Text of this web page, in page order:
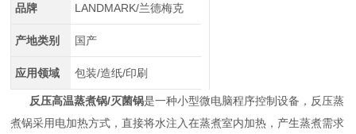
品牌 LANDMARK/兰德梅克
产地类别 国产
应用领域 包装/造纸/印刷
反压高温蒸煮锅/灭菌锅是一种小型微电脑程序控制设备，反压蒸
煮锅采用电加热方式，直接将水注入在蒸煮室内加热，产生蒸煮需求